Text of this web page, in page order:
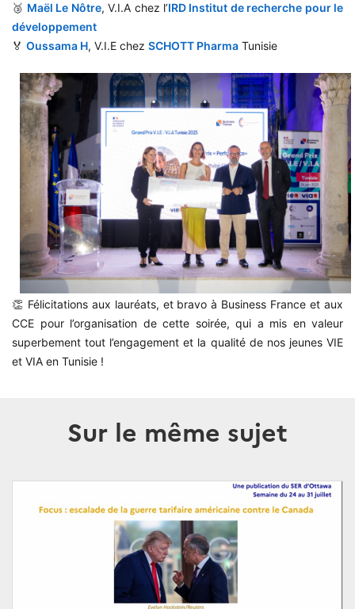
🥉 Maël Le Nôtre, V.I.A chez l’IRD Institut de recherche pour le
développement
🏅 Oussama H, V.I.E chez SCHOTT Pharma Tunisie
👏 Félicitations aux lauréats, et bravo à Business France et aux
CCE pour l’organisation de cette soirée, qui a mis en valeur
superbement tout l’engagement et la qualité de nos jeunes VIE
et VIA en Tunisie !
Sur le même sujet